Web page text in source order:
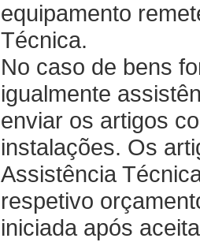
equipamento
Técnica.
No caso de bens
igualmente
enviar os artigos
instalações. Os
Assistência
respetivo
iniciada após